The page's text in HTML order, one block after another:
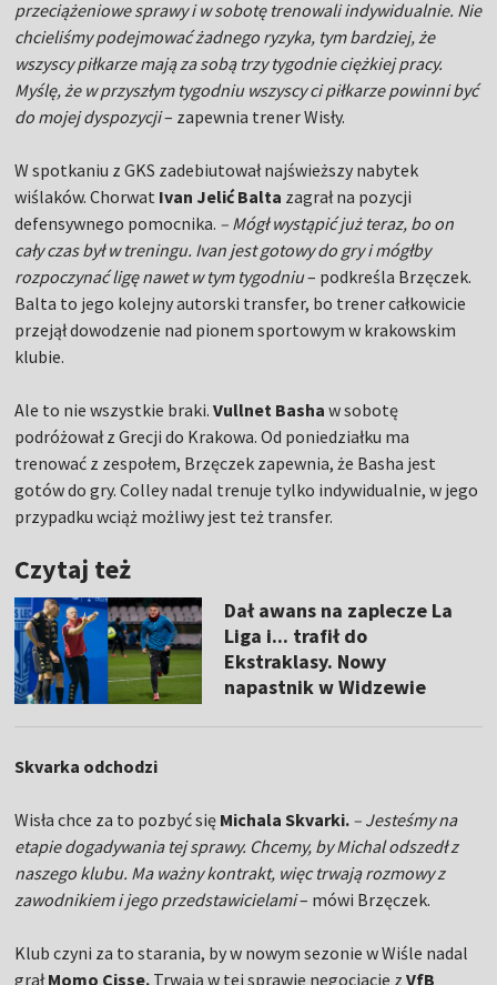
przeciążeniowe sprawy i w sobotę trenowali indywidualnie. Nie
chcieliśmy podejmować żadnego ryzyka, tym bardziej, że
wszyscy piłkarze mają za sobą trzy tygodnie ciężkiej pracy.
Myślę, że w przyszłym tygodniu wszyscy ci piłkarze powinni być
do mojej dyspozycji– zapewnia trener Wisły.
W spotkaniu z GKS zadebiutował najświeższy nabytek
wiślaków. Chorwat Ivan Jelić Balta zagrał na pozycji
defensywnego pomocnika. – Mógł wystąpić już teraz, bo on
cały czas był w treningu. Ivan jest gotowy do gry i mógłby
rozpoczynać ligę nawet w tym tygodniu– podkreśla Brzęczek.
Balta to jego kolejny autorski transfer, bo trener całkowicie
przejął dowodzenie nad pionem sportowym w krakowskim
klubie.
Ale to nie wszystkie braki.Vullnet Basha w sobotę
podróżował z Grecji do Krakowa. Od poniedziałku ma
trenować z zespołem, Brzęczek zapewnia, że Basha jest
gotów do gry. Colley nadal trenuje tylko indywidualnie, w jego
przypadku wciąż możliwy jest też transfer.
Czytaj też
Dał awans na zaplecze La
Liga i... trafił do
Ekstraklasy. Nowy
napastnik w Widzewie
Skvarka odchodzi
Wisła chce za to pozbyć się Michala Skvarki. – Jesteśmy na
etapie dogadywania tej sprawy. Chcemy, by Michal odszedł z
naszego klubu. Ma ważny kontrakt, więc trwają rozmowy z
zawodnikiem i jego przedstawicielami– mówi Brzęczek.
Klub czyni za to starania, by w nowym sezonie w Wiśle nadal
grałMomo Cisse. Trwają w tej sprawie negocjacje zVfB